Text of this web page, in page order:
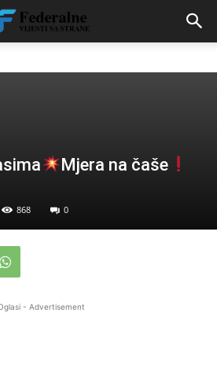
Mjera na čaše
868 0
- Advertisement